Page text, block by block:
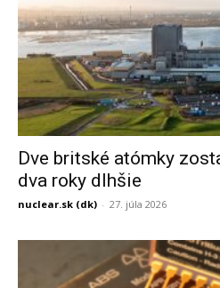
Dve britské atómky
dva roky dlhšie
nuclear.sk (dk) - 27. júla 2026